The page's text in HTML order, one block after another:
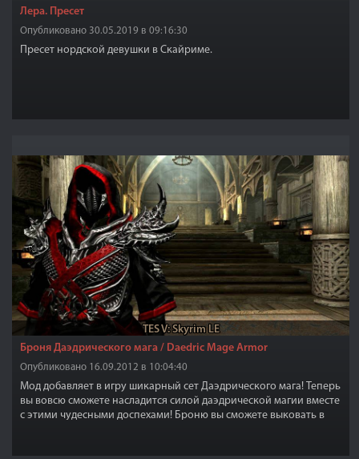
Лера. Пресет
Опубликовано 30.05.2019 в 09:16:30
Пресет нордской девушки в Скайриме.
TES V: Skyrim LE
Броня Даэдрического мага / Daedric Mage Armor
Опубликовано 16.09.2012 в 10:04:40
Мод добавляет в игру шикарный сет Даэдрического мага! Теперь
вы вовсю сможете насладится силой даэдрической магии вместе
с этими чудесными доспехами! Броню вы сможете выковать в